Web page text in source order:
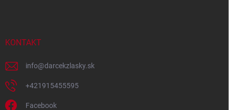
KONTAKT
info@darcekzlasky.sk
+421915455595
Facebook